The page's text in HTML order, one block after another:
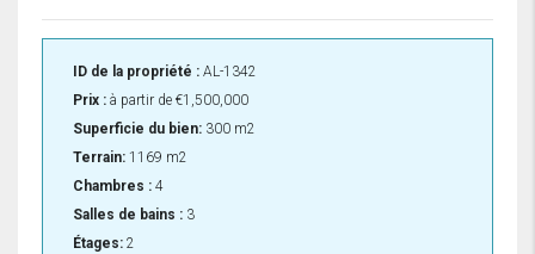
ID de la propriété : AL-1342
Prix : à partir de €1,500,000
Superficie du bien: 300 m2
Terrain: 1169 m2
Chambres : 4
Salles de bains : 3
Étages: 2